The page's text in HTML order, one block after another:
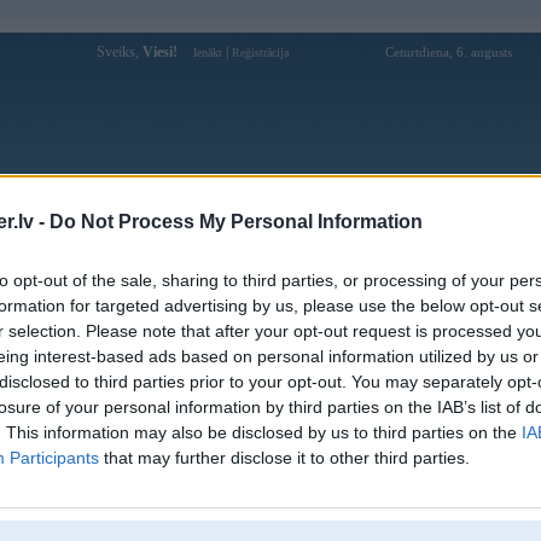
- Do Not Process My Personal Information
opt-out of the sale, sharing to third parties, or processing of your
for targeted advertising by us, please use the below opt-out
selection. Please note that after your opt-out request is processed
interest-based ads based on personal information utilized by us
to third parties prior to your opt-out. You may separately
of your personal information by third parties on the IAB’s list of
This information may also be disclosed by us to third parties on the
Participants that may further disclose it to other third parties.
Sveiks, Viesi! Ienākt Reģistrācija Ceturtdiena, 6. augusts
Forums Galerijas Reģistrācija Lietotāji
Lietotāja 7mcn2com profils
Lietotājvārds:
7mcn2com
Pilsēta:
Ainaži
Ziņojumi forumā:
0
[Pēdējie ziņojumi forumā]